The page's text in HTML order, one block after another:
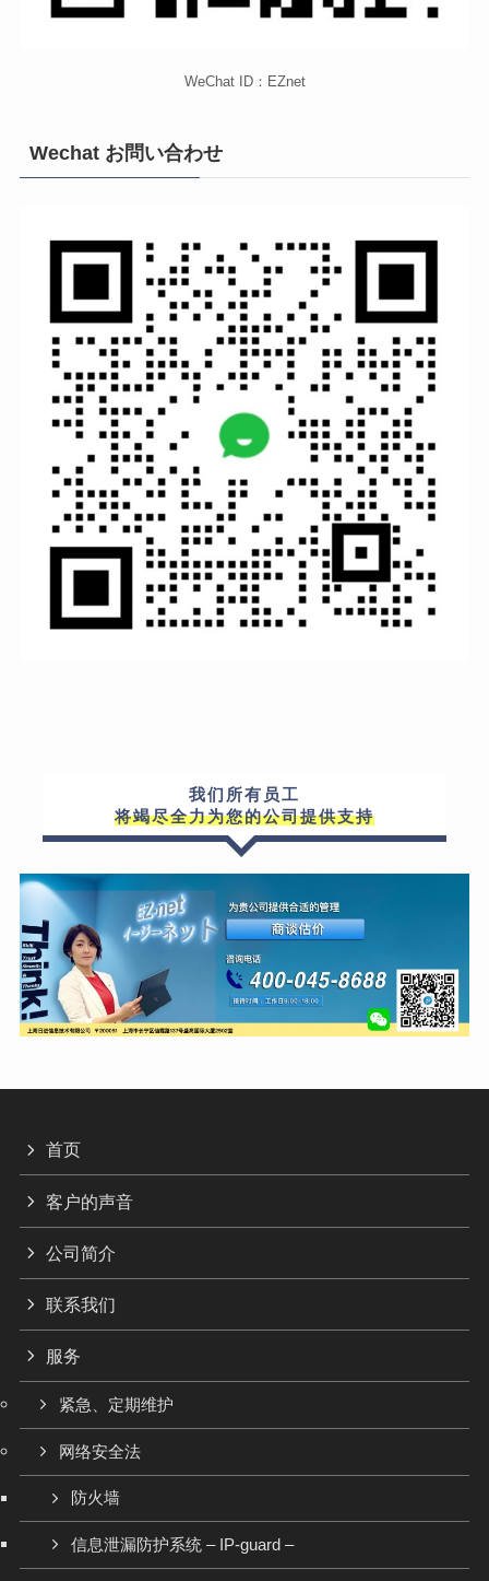
WeChat ID：EZnet
Wechat お問い合わせ
我们所有员工
将竭尽全力为您的公司提供支持
首页
客户的声音
公司简介
联系我们
服务
紧急、定期维护
网络安全法
防火墙
信息泄漏防护系统 – IP-guard –